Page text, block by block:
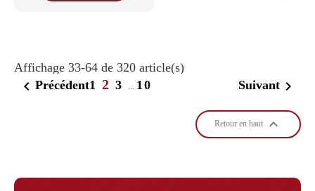
Affichage 33-64 de 320 article(s)
 Précédent1 2 3 … 10 Suivant 
Retour en haut 